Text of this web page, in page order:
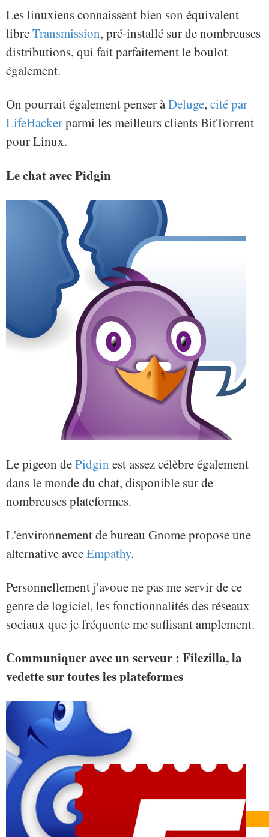
Les linuxiens connaissent bien son équivalent
libreTransmission, pré-installé sur de nombreuses
distributions, qui fait parfaitement le boulot
également.
On pourrait également penser àDeluge, cité par
LifeHackerparmi les meilleurs clients BitTorrent
pour Linux.
Le chat avec Pidgin
Le pigeon dePidgin est assez célèbre également
dans le monde du chat, disponible sur de
nombreuses plateformes.
L'environnement de bureau Gnome propose une
alternative avecEmpathy.
Personnellement j'avoue ne pas me servir de ce
genre de logiciel, les fonctionnalités des réseaux
sociaux que je fréquente me suffisant amplement.
Communiquer avec un serveur : Filezilla, la
vedette sur toutes les plateformes